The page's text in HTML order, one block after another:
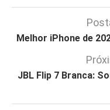
Melhor iPhone de
JBL Flip 7 Branca: